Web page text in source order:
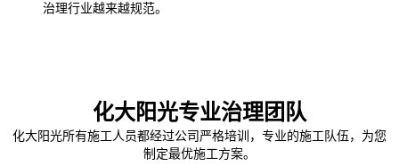
治理行业越来越规范。
化大阳光专业治理团队
化大阳光所有施工人员都经过公司严格培训，专业的施工队伍，为您
制定最优施工方案。